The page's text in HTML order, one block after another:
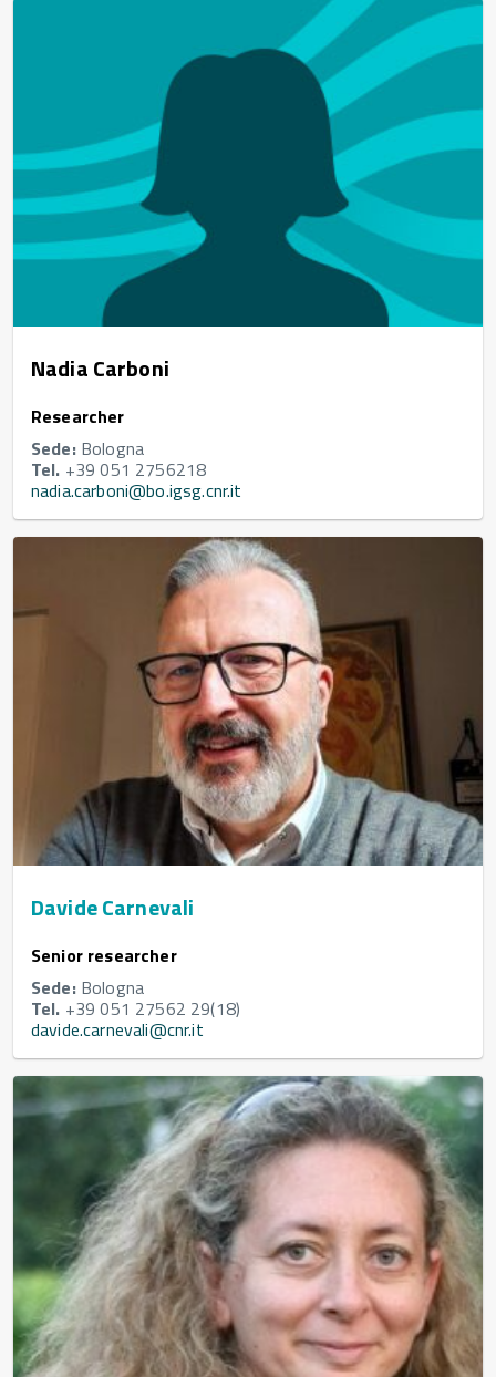
Nadia Carboni
Researcher
Sede:Bologna
Tel. +39 051 2756218
nadia.carboni@bo.igsg.cnr.it
Davide Carnevali
Senior researcher
Sede:Bologna
Tel. +39 051 27562 29(18)
davide.carnevali@cnr.it